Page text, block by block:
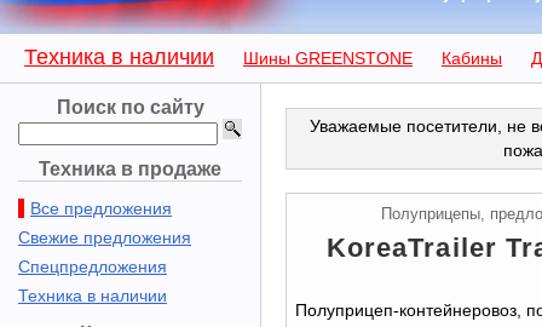
Техника в наличии Шины GREENSTONE Кабины
Поиск по сайту
Техника в продаже
Все предложения
Свежие предложения
Спецпредложения
Техника в наличии
Уважаемые посетители, не
Полуприцепы,
KoreaTrailer
Полуприцеп-контейнеровоз,